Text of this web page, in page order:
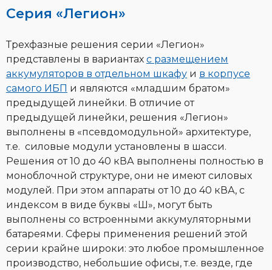
Серия «Легион»
Трехфазные решения серии «Легион»
представлены в вариантах с размещением
аккумуляторов в отдельном шкафу и в корпусе
самого ИБП и являются «младшим братом»
предыдущей линейки. В отличие от
предыдущей линейки, решения «Легион»
выполнены в «псевдомодульной» архитектуре,
т.е. силовые модули установлены в шасси.
Решения от 10 до 40 кВА выполнены полностью в
моноблочной структуре, они не имеют силовых
модулей. При этом аппараты от 10 до 40 кВА, с
индексом в виде буквы «Ш», могут быть
выполнены со встроенными аккумуляторными
батареями. Сферы применения решений этой
серии крайне широки: это любое промышленное
производство, небольшие офисы, т.е. везде, где